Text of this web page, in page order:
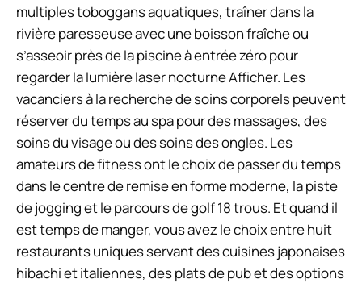
multiples toboggans aquatiques, traîner dans la
rivière paresseuse avec une boisson fraîche ou
s’asseoir près de la piscine à entrée zéro pour
regarder la lumière laser nocturne Afficher. Les
vacanciers à la recherche de soins corporels peuvent
réserver du temps au spa pour des massages, des
soins du visage ou des soins des ongles. Les
amateurs de fitness ont le choix de passer du temps
dans le centre de remise en forme moderne, la piste
de jogging et le parcours de golf 18 trous. Et quand il
est temps de manger, vous avez le choix entre huit
restaurants uniques servant des cuisines japonaises
hibachi et italiennes, des plats de pub et des options